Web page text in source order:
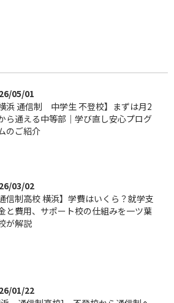
05/01
横浜 通信制 中学生 不登校】まずは月2
ら通える中等部｜学び直し安心プログ
のご紹介
03/02
通信制高校 横浜】学費はいくら？就学支
と費用、サポート校の仕組みを一ツ葉
が解説
01/22